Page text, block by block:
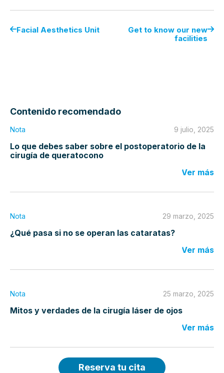
Facial Aesthetics Unit
Get to know our new
facilities
Contenido recomendado
Nota 9 julio, 2025
Lo que debes saber sobre el postoperatorio de la
cirugía de queratocono
Ver más
Nota 29 marzo, 2025
¿Qué pasa si no se operan las cataratas?
Ver más
Nota 25 marzo, 2025
Mitos y verdades de la cirugía láser de ojos
Ver más
Reserva tu cita